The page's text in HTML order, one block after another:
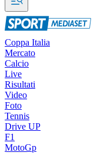
Coppa Italia
Mercato
Calcio
Live
Risultati
Video
Foto
Tennis
Drive UP
F1
MotoGp